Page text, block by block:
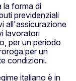
la forma di
previdenziali
all'assicurazione
lavoratori
per un periodo
per un
condizioni.
italiano è in